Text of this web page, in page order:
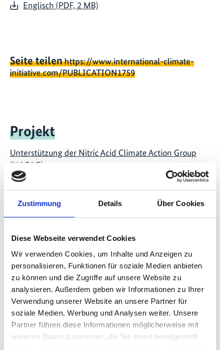
Zustimmung Details Über Cookies
Diese Webseite verwendet Cookies
Wir verwenden Cookies, um Inhalte und Anzeigen zu
personalisieren, Funktionen für soziale Medien anbieten
zu können und die Zugriffe auf unsere Website zu
analysieren. Außerdem geben wir Informationen zu Ihrer
Verwendung unserer Website an unsere Partner für
soziale Medien, Werbung und Analysen weiter. Unsere
Partner führen diese Informationen möglicherweise mit
weiteren Daten zusammen, die Sie ihnen bereitgestellt
Englisch (PDF, 2 MB)
Seite teilenhttps://www.international-climate-
initiative.com/PUBLICATION1759
Projekt
Unterstützung der Nitric Acid Climate Action Group
(NACAG)
Videos zum Projekt
Marketing-Cookies abgelehnt wurden. Klicken Sie
hier, um die Cookies zu akzeptieren und das Video
anzuzeigen!